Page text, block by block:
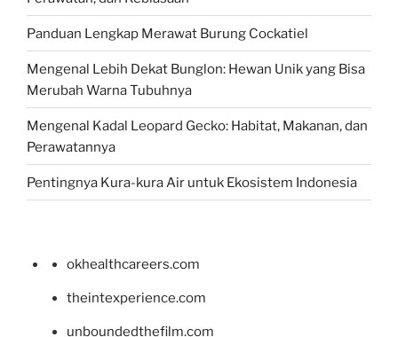
Panduan Lengkap Merawat Burung Cockatiel
Mengenal Lebih Dekat Bunglon: Hewan Unik yang Bisa
Merubah Warna Tubuhnya
Mengenal Kadal Leopard Gecko: Habitat, Makanan, dan
Perawatannya
Pentingnya Kura-kura Air untuk Ekosistem Indonesia
okhealthcareers.com
theintexperience.com
unboundedthefilm.com